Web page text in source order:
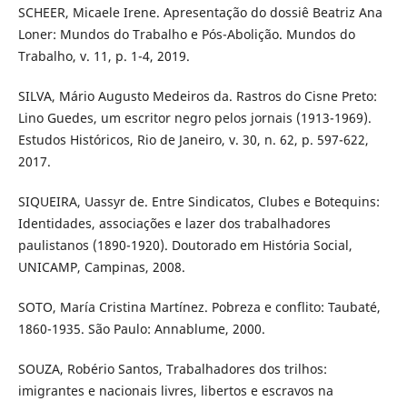
SCHEER, Micaele Irene. Apresentação do dossiê Beatriz Ana
Loner: Mundos do Trabalho e Pós-Abolição. Mundos do
Trabalho, v. 11, p. 1-4, 2019.
SILVA, Mário Augusto Medeiros da. Rastros do Cisne Preto:
Lino Guedes, um escritor negro pelos jornais (1913-1969).
Estudos Históricos, Rio de Janeiro, v. 30, n. 62, p. 597-622,
2017.
SIQUEIRA, Uassyr de. Entre Sindicatos, Clubes e Botequins:
Identidades, associações e lazer dos trabalhadores
paulistanos (1890-1920). Doutorado em História Social,
UNICAMP, Campinas, 2008.
SOTO, María Cristina Martínez. Pobreza e conflito: Taubaté,
1860-1935. São Paulo: Annablume, 2000.
SOUZA, Robério Santos, Trabalhadores dos trilhos:
imigrantes e nacionais livres, libertos e escravos na